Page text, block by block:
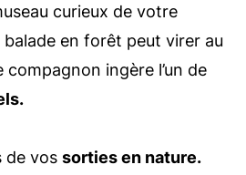
curieux de votre
balade en forêt peut virer au
ingère l’un de
de vos sorties en nature.